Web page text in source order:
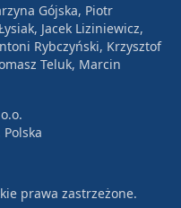
Gójska, Piotr
Jacek Liziniewicz,
Rybczyński, Krzysztof
Teluk, Marcin
prawa zastrzeżone.